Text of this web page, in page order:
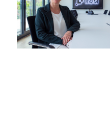
für Prozesskosten zur
oder nachehelichem
oder geschiedenen